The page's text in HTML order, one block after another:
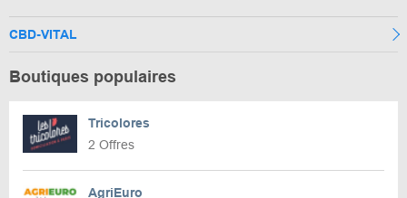
CBD-VITAL
Boutiques populaires
Tricolores
2 Offres
AgriEuro